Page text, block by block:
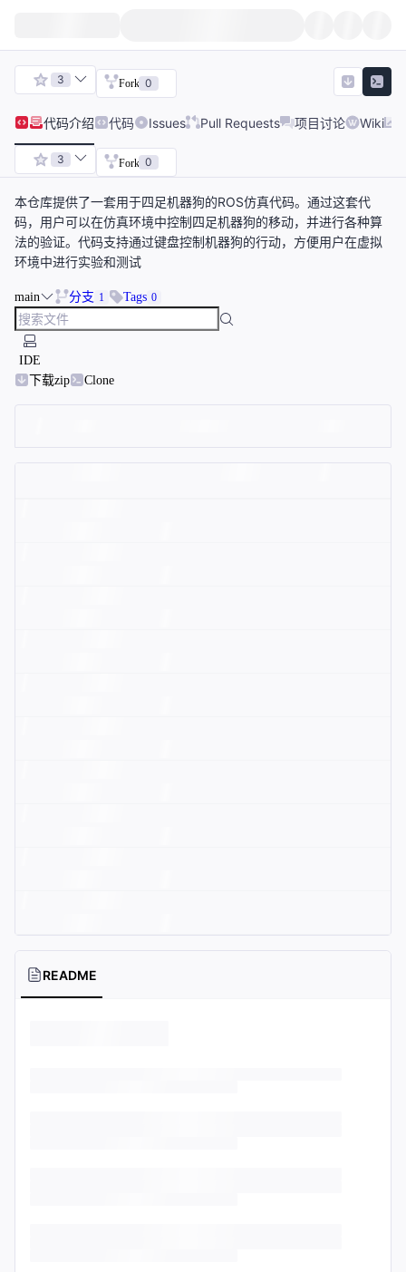
3 Fork 0
代码介绍 代码 Issues Pull Requests 项目讨论 Wiki
3 Fork 0
本仓库提供了一套用于四足机器狗的ROS仿真代码。通过这套代
码，用户可以在仿真环境中控制四足机器狗的移动，并进行各种算
法的验证。代码支持通过键盘控制机器狗的行动，方便用户在虚拟
环境中进行实验和测试
main 分支 1 Tags 0
IDE
下载zip
Clone
README